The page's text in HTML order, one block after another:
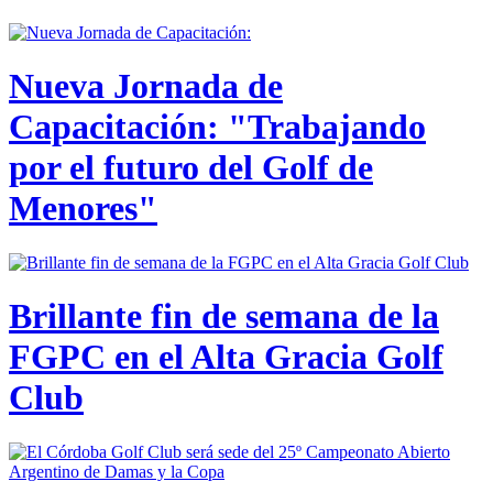
Nueva Jornada de
Capacitación: "Trabajando
por el futuro del Golf de
Menores"
Brillante fin de semana de la
FGPC en el Alta Gracia Golf
Club